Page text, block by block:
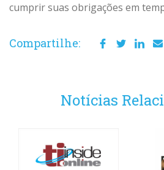
cumprir suas obrigações em
Compartilhe:
Notícias